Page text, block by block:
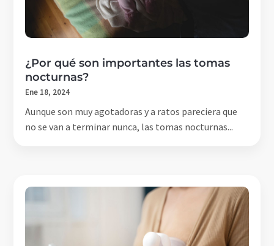
¿Por qué son importantes las tomas
nocturnas?
Ene 18, 2024
Aunque son muy agotadoras y a ratos pareciera que
no se van a terminar nunca, las tomas nocturnas...